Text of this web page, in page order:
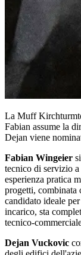
La Muff
Fabian assume la
Dejan viene
Fabian Wingeier
tecnico di servizio
esperienza pratica
progetti, combinata
candidato ideale
incarico, sta
tecnico-
Dejan Vuckovic